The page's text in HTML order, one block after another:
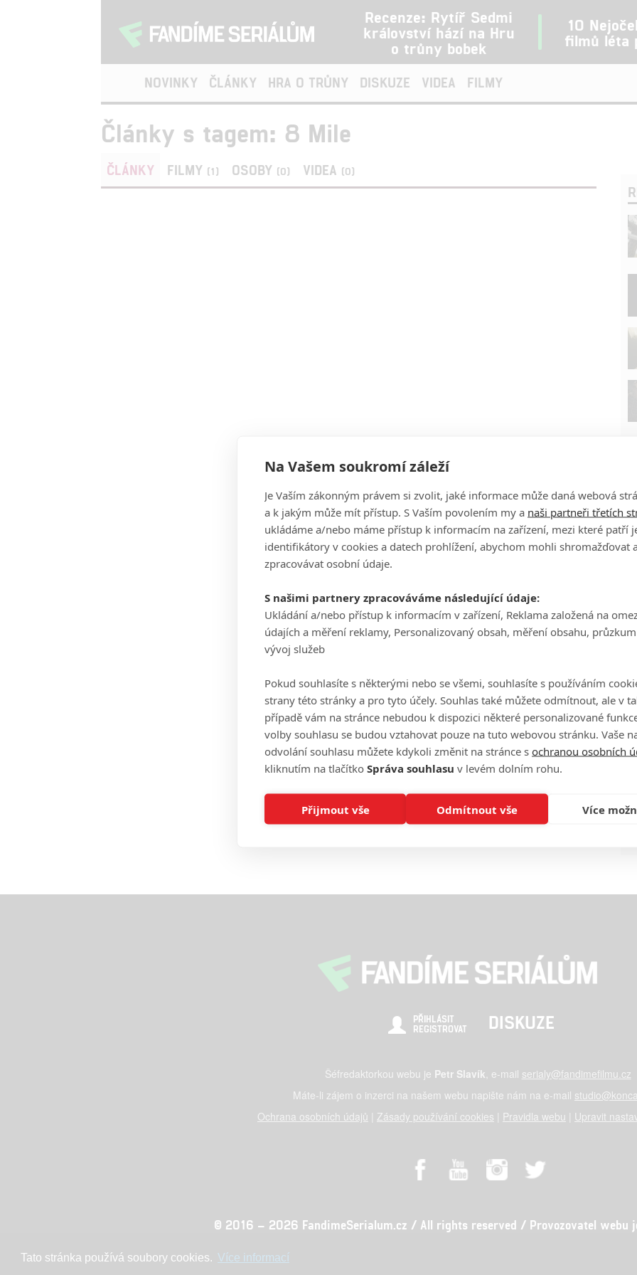
Tato stránka používá soubory cookies. Více informací
Recenze: Rytíř Sedmi
království hází na Hru
o trůny bobek
10
filmů léta
NOVINKY ČLÁNKY HRA O TRŮNY DISKUZE VIDEA FILMY
Články s tagem: 8 Mile
ČLÁNKY FILMY (1) OSOBY (0) VIDEA (0)
PŘIHLÁSIT
REGISTROVAT
DISKUZE
Šéfredaktorkou webu je Petr Slavík, e-mail serialy@fandimefilmu.cz
Máte-li zájem o inzerci na našem webu napište nám na e-mail
Ochrana osobních údajů
Zásady používání cookies Pravidla webu Upravit
© 2016 – 2026 FandimeSerialum.cz / All rights reserved / Provozovatel webu
Na Vašem soukromí záleží
Je Vaším zákonným právem si zvolit, jaké informace může daná webová
a k jakým může mít přístup. S Vaším povolením my a naši partneři třetích
ukládáme a/nebo máme přístup k informacím na zařízení, mezi které patří
identifikátory v cookies a datech prohlížení, abychom mohli shromažďovat
zpracovávat osobní údaje.
S našimi partnery zpracováváme následující údaje:
Ukládání a/nebo přístup k informacím v zařízení, Reklama založená na
údajích a měření reklamy, Personalizovaný obsah, měření obsahu,
vývoj služeb
Pokud souhlasíte s některými nebo se všemi, souhlasíte s používáním
strany této stránky a pro tyto účely. Souhlas také můžete odmítnout, ale v
případě vám na stránce nebudou k dispozici některé personalizované
volby souhlasu se budou vztahovat pouze na tuto webovou stránku. Vaše
odvolání souhlasu můžete kdykoli změnit na stránce s ochranou osobních
kliknutím na tlačítko Správa souhlasu v levém dolním rohu.
Přijmout vše Odmítnout vše Více